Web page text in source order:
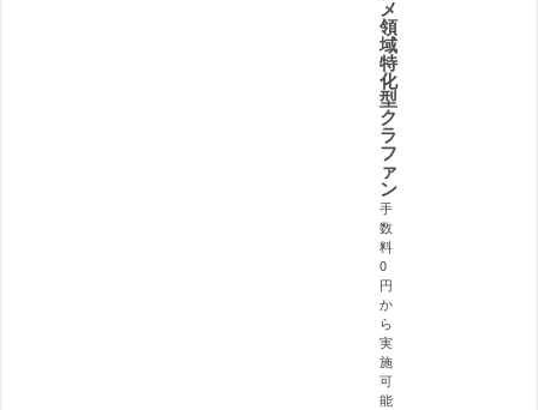
メ
領
域
特
化
型
ク
ラ
フ
ァ
ン
手
数
料
0
円
か
ら
実
施
可
能